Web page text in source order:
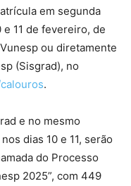
em segunda
e 11 de fevereiro, de
ou diretamente
(Sisgrad), no
.
e no mesmo
dias 10 e 11, serão
do Processo
2025”, com 449